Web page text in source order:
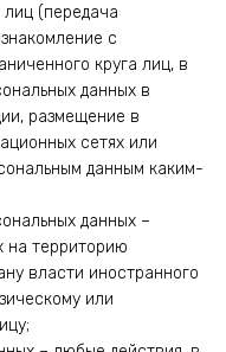
лиц (передача
с
круга лиц, в
данных в
размещение в
сетях или
данным каким-
данных –
на территорию
власти иностранного
или